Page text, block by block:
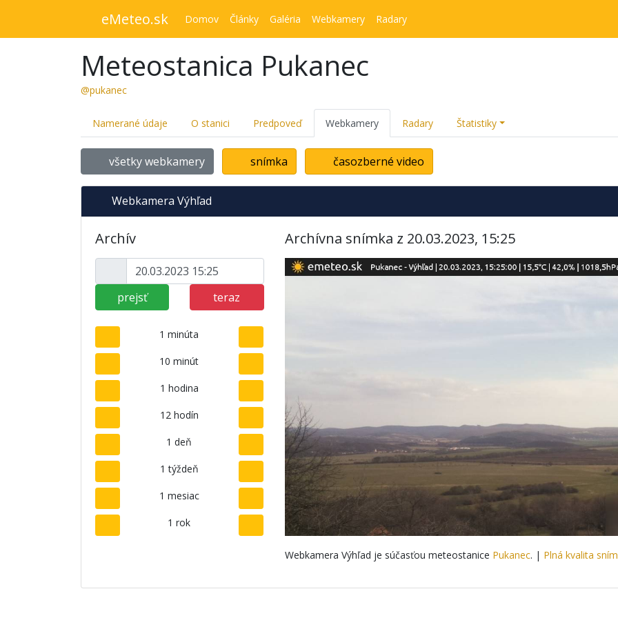
eMeteo.sk Domov Články Galéria Webkamery Radary
Meteostanica Pukanec
@pukanec
Namerané údaje O stanici Predpoveď Webkamery Radary Štatistiky
všetky webkamery snímka časozberné video
Webkamera Výhľad
Archív
prejsť teraz
1 minúta
10 minút
1 hodina
12 hodín
1 deň
1 týždeň
1 mesiac
1 rok
Archívna snímka z 20.03.2023, 15:25
Webkamera Výhľad je súčasťou meteostanice Pukanec. | Plná kvalita